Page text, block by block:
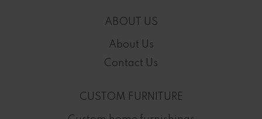
ABOUT US
About Us
Contact Us
CUSTOM FURNITURE